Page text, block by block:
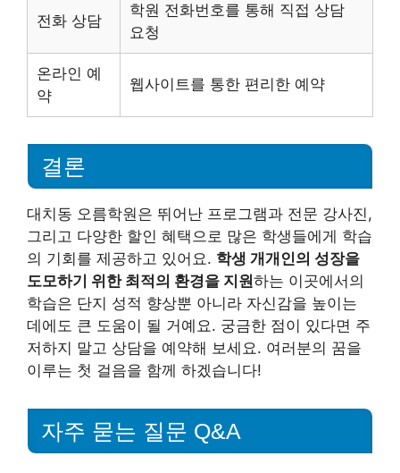
전화 상담
학원 전화번호를 통해 직접 상담
요청
온라인 예
약
웹사이트를 통한 편리한 예약
결론
대치동 오름학원은 뛰어난 프로그램과 전문 강사진,
그리고 다양한 할인 혜택으로 많은 학생들에게 학습
의 기회를 제공하고 있어요. 학생 개개인의 성장을
도모하기 위한 최적의 환경을 지원하는 이곳에서의
학습은 단지 성적 향상뿐 아니라 자신감을 높이는
데에도 큰 도움이 될 거예요. 궁금한 점이 있다면 주
저하지 말고 상담을 예약해 보세요. 여러분의 꿈을
이루는 첫 걸음을 함께 하겠습니다!
자주 묻는 질문 Q&A